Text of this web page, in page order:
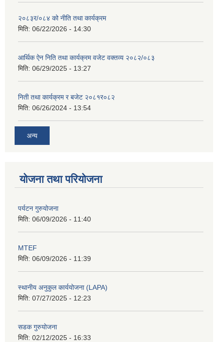
२०८३र/०८४ को नीति तथा कार्यक्रम
मिति: 06/22/2026 - 14:30
आर्थिक ऐन निति तथा कार्यक्रम वजेट वक्तव्य २०८२/०८३
मिति: 06/29/2025 - 13:27
निती तथा कार्यक्रम र बजेट २०८१र०८२
मिति: 06/26/2024 - 13:54
अन्य
योजना तथा परियोजना
पर्यटन गुरुयोजना
मिति: 06/09/2026 - 11:40
MTEF
मिति: 06/09/2026 - 11:39
स्थानीय अनुकुल कार्ययोजना (LAPA)
मिति: 07/27/2025 - 12:23
सडक गुरुयोजना
मिति: 02/12/2025 - 16:33